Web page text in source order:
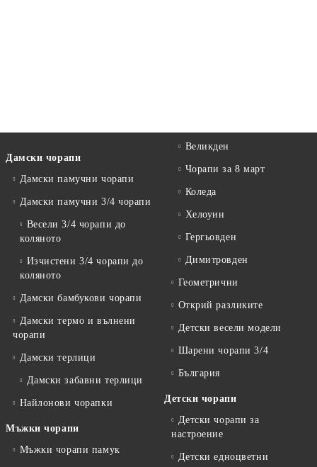
Дамски чорапи
Дамски памучни чорапи
Дамски памучни 3/4 чорапи
Весели 3/4 чорапи до
коляното
Изчистени 3/4 чорапи до
коляното
Дамски бамбукови чорапи
Дамски термо и вълнени
чорапи
Дамски терлици
Дамски забавни терлици
Найлонови чорапки
Мъжки чорапи
Мъжки чорапи памук
Великден
Чорапи за 8 март
Коледа
Хелоуин
Гергьовден
Димитровден
Геометрични
Открий разликите
Детски весели модели
Шарени чорапи 3/4
България
Детски чорапи
Детски чорапи за
настроение
Детски едноцветни